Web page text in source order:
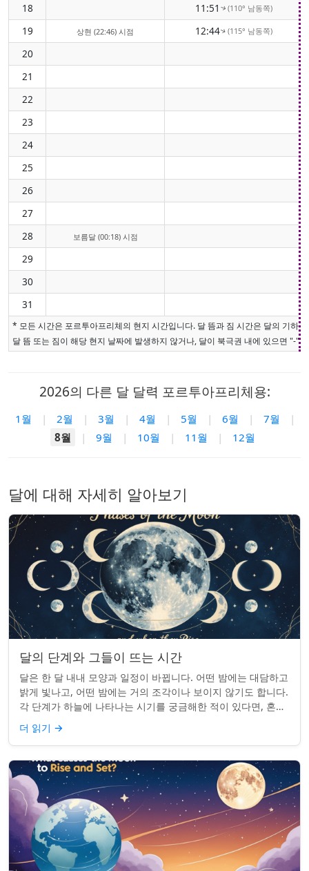
18 11:51 ↑(110° 남동쪽)
19 상현 (22:46) 시점 12:44↑(115° 남동쪽)
20
21
22
23
24
25
26
27
28
보름달 (00:18) 시점
29
30
31
* 모든 시간은 포르투아프리체의 현지 시간입니다. 달 뜸과 짐 시간은 달의 기하
달 뜸 또는 짐이 해당 현지 날짜에 발생하지 않거나, 달이 북극권 내에 있으면 "-"
2026의 다른 달 달력 포르투아프리체용:
1월 | 2월 | 3월 | 4월 | 5월 | 6월 | 7월
|
8월
| 9월 | 10월 | 11월 | 12월
달에 대해 자세히 알아보기
달의 단계와 그들이 뜨는 시간
달은 한 달 내내 모양과 일정이 바뀝니다. 어떤 밤에는 대담하고
밝게 빛나고, 어떤 밤에는 거의 조각이나 보이지 않기도 합니다.
각 단계가 하늘에 나타나는 시기를 궁금해한 적이 있다면, 혼자
가 아닙니다. 사실 그 타...
더 읽기 →